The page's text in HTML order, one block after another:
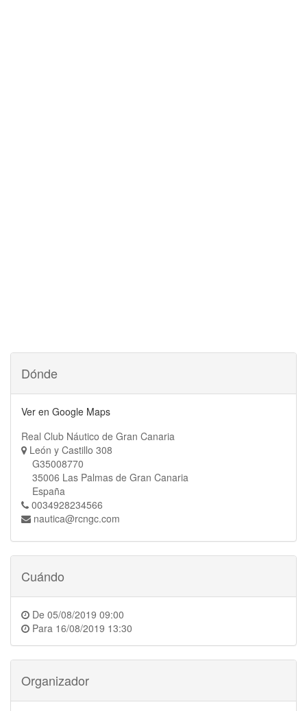
Dónde
Ver en Google Maps
Real Club Náutico de Gran Canaria
León y Castillo 308
G35008770
35006 Las Palmas de Gran Canaria
España
0034928234566
nautica@rcngc.com
Cuándo
De 05/08/2019 09:00
Para 16/08/2019 13:30
Organizador